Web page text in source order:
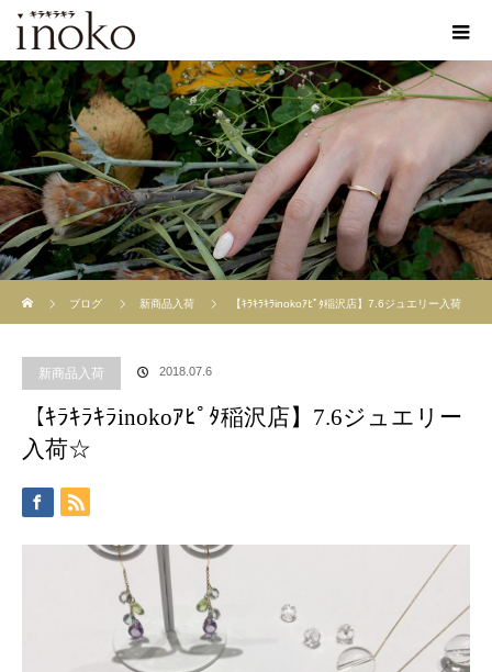
ブログ
新商品入荷 【ｷﾗｷﾗｷﾗinokoｱﾋﾟﾀ稲沢店】7.6ジュエリー入荷
新商品入荷 2018.07.6
【ｷﾗｷﾗｷﾗinokoｱﾋﾟﾀ稲沢店】7.6ジュエリー
入荷☆